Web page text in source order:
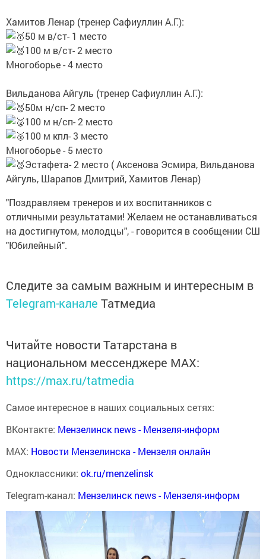
Хамитов Ленар (тренер Сафиуллин А.Г.):
50 м в/ст- 1 место
100 м в/ст- 2 место
Многоборье - 4 место
Вильданова Айгуль (тренер Сафиуллин А.Г.):
50м н/сп- 2 место
100 м н/сп- 2 место
100 м кпл- 3 место
Многоборье - 5 место
Эстафета- 2 место ( Аксенова Эсмира, Вильданова
Айгуль, Шарапов Дмитрий, Хамитов Ленар)
"Поздравляем тренеров и их воспитанников с
отличными результатами! Желаем не останавливаться
на достигнутом, молодцы", - говорится в сообщении СШ
"Юбилейный".
Следите за самым важным и интересным в
Telegram-канале Татмедиа
Читайте новости Татарстана в
национальном мессенджере MАХ:
https://max.ru/tatmedia
Самое интересное в наших социальных сетях:
ВКонтакте: Мензелинск news - Мензеля-информ
MAX: Новости Мензелинска - Мензеля онлайн
Одноклассники: ok.ru/menzelinsk
Telegram-канал: Мензелинск news - Мензеля-информ